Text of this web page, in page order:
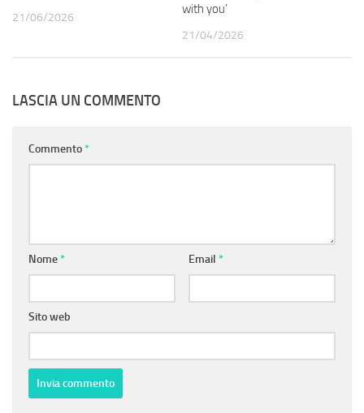
21/06/2026
with you’
21/04/2026
LASCIA UN COMMENTO
Commento*
Nome* Email *
Sito web